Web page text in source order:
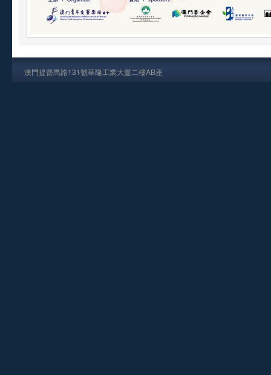
澳門提督馬路131號華隆工業大廈二樓AB座